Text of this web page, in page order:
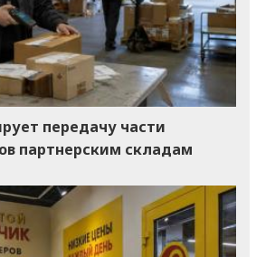
передачу части
партнерским складам